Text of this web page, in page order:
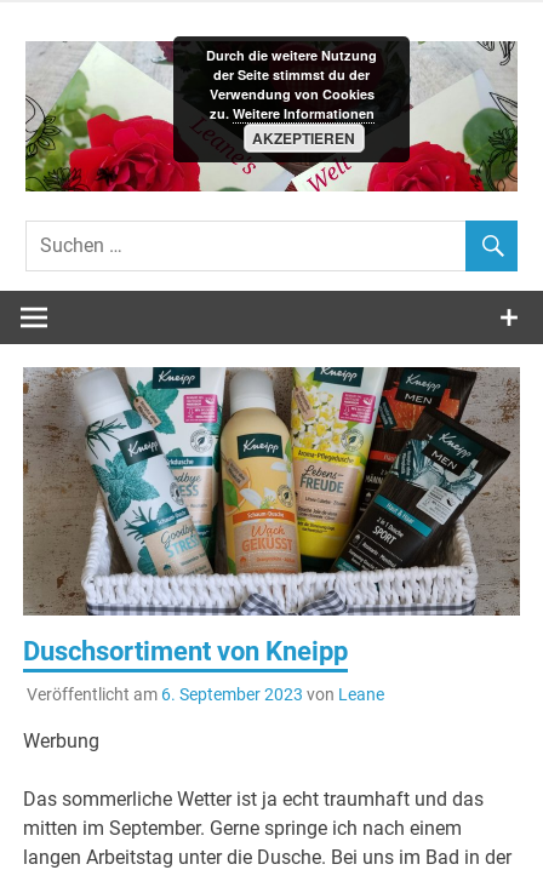
Inhalt
springen
Leane´s-
Welt
Duschsortiment von Kneipp
Veröffentlicht am 6. September 2023 von Leane
Werbung
Das sommerliche Wetter ist ja echt traumhaft und das
mitten im September. Gerne springe ich nach einem
langen Arbeitstag unter die Dusche. Bei uns im Bad in der
Durch die weitere Nutzung
der Seite stimmst du der
Verwendung von Cookies
zu. Weitere Informationen
AKZEPTIEREN